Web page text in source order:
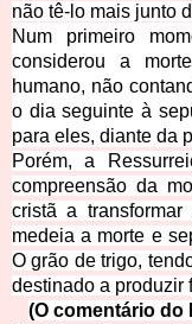
não tê-lo mais junto
Num primeiro
considerou a
humano, não
o dia seguinte à
para eles, diante da
Porém, a
compreensão da
cristã a
medeia a morte e
O grão de trigo,
destinado a produzir
(O comentário do